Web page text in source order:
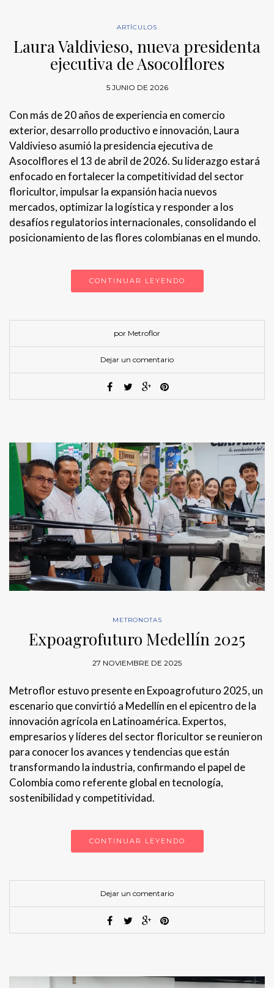
ARTÍCULOS
Laura Valdivieso, nueva presidenta
ejecutiva de Asocolflores
5 JUNIO DE 2026
Con más de 20 años de experiencia en comercio
exterior, desarrollo productivo e innovación, Laura
Valdivieso asumió la presidencia ejecutiva de
Asocolflores el 13 de abril de 2026. Su liderazgo estará
enfocado en fortalecer la competitividad del sector
floricultor, impulsar la expansión hacia nuevos
mercados, optimizar la logística y responder a los
desafíos regulatorios internacionales, consolidando el
posicionamiento de las flores colombianas en el mundo.
CONTINUAR LEYENDO
por Metroflor
Dejar un comentario
METRONOTAS
Expoagrofuturo Medellín 2025
27 NOVIEMBRE DE 2025
Metroflor estuvo presente en Expoagrofuturo 2025, un
escenario que convirtió a Medellín en el epicentro de la
innovación agrícola en Latinoamérica. Expertos,
empresarios y líderes del sector floricultor se reunieron
para conocer los avances y tendencias que están
transformando la industria, confirmando el papel de
Colombia como referente global en tecnología,
sostenibilidad y competitividad.
CONTINUAR LEYENDO
Dejar un comentario